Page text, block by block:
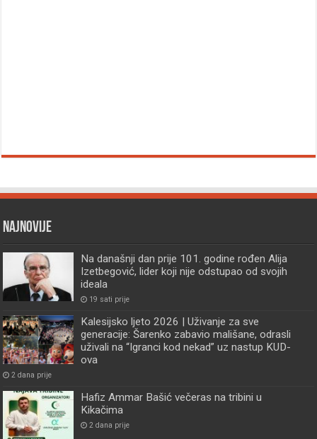
Najnovije
Na današnji dan prije 101. godine rođen Alija
Izetbegović, lider koji nije odstupao od svojih
ideala
19 sati prije
Kalesijsko ljeto 2026 | Uživanje za sve
generacije: Šarenko zabavio mališane, odrasli
uživali na “Igranci kod nekad” uz nastup KUD-
ova
2 dana prije
Hafiz Ammar Bašić večeras na tribini u
Kikačima
2 dana prije